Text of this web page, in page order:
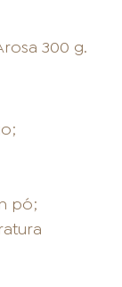
300 g.
pó;